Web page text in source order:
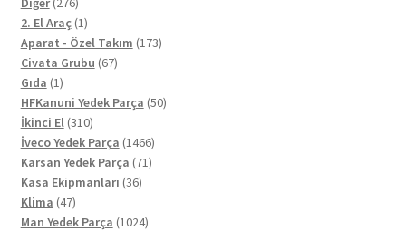
ürün
2. El Araç 11
ürün
Aparat - Özel Takım 173173
Civata Grubu 6767
Gıda 11
ürün
HFKanuni Yedek Parça 5050
İkinci El 310310
ürün
İveco Yedek Parça 14661466
ürün
Karsan Yedek Parça 7171
Kasa Ekipmanları 3636
Klima 4747
ürün
Man Yedek Parça 10241024